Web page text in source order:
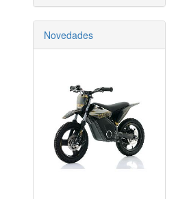
Novedades